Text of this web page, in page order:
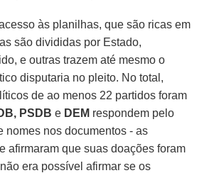
às planilhas, que são ricas em
são divididas por Estado,
e outras trazem até mesmo o
disputaria no pleito. No total,
de ao menos 22 partidos foram
PSDB e DEM respondem pelo
nomes nos documentos - as
afirmaram que suas doações foram
era possível afirmar se os